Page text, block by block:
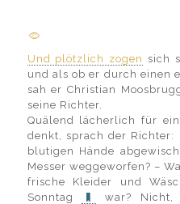
Und plötzlich zogen sich
und als ob er durch einen
sah er Christian
seine Richter.
Quälend lächerlich für
denkt, sprach der Richter:
blutigen Hände
Messer weggeworfen? –
frische Kleider und
Sonntag
war?